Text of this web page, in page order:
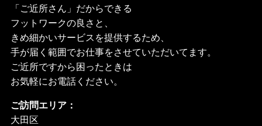
「ご近所さん」だからできる
フットワークの良さと、
きめ細かいサービスを提供するため、
手が届く範囲でお仕事をさせていただいてます。
ご近所ですから困ったときは
お気軽にお電話ください。
ご訪問エリア：
大田区